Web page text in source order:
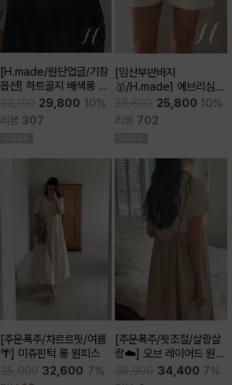
[H.made/원단업글/기장
옵션] 하트골지 배색롱 원
29,800 10%
리뷰 307
[임산부반바지
🥇/H.made] 에브리심플
25,800 10%
리뷰 702
[주문폭주/차르르핏/여름
🌴] 미쥬핀턱 롱 원피스
32,600 7%
[주문폭주/핏조절/살랑살
랑☁️] 오브 레이어드 원피
34,400 7%